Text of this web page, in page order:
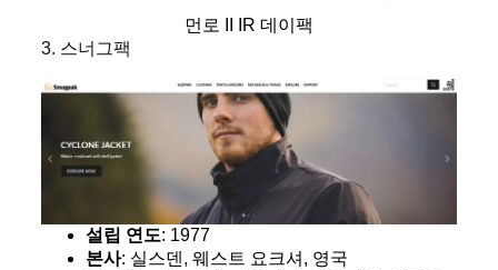
먼로 II IR 데이팩
3. 스너그팩
설립 연도: 1977
본사: 실스덴, 웨스트 요크셔, 영국